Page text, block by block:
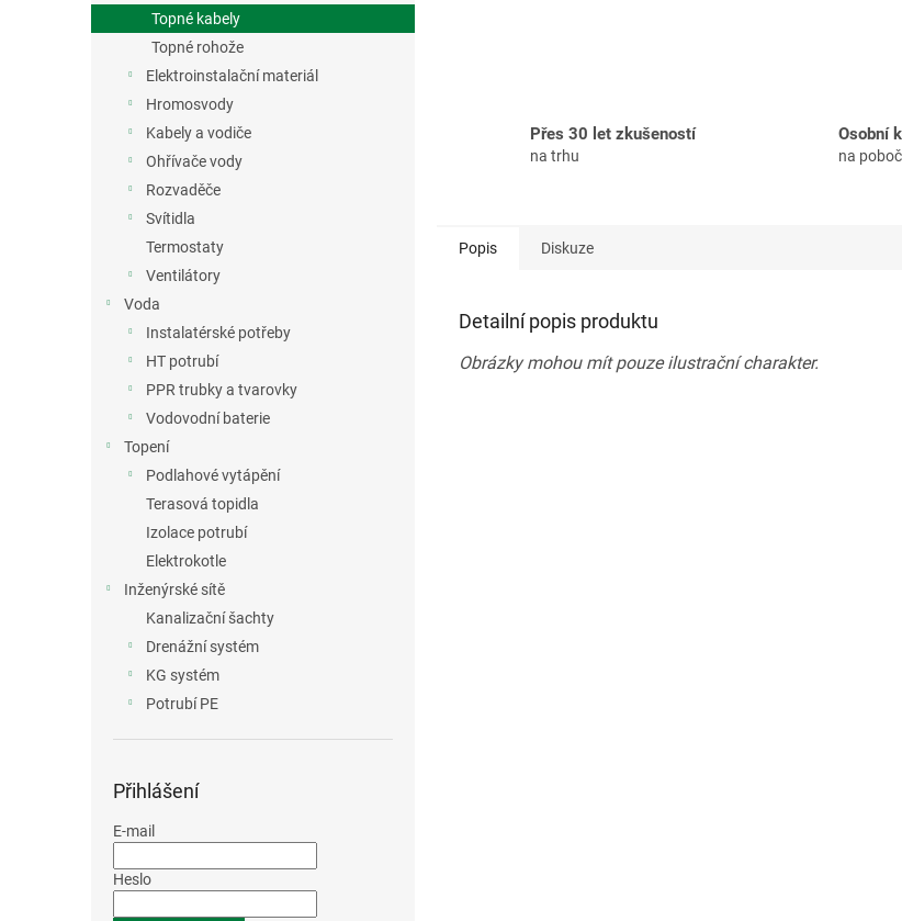
Topné kabely
Topné rohože
Elektroinstalační materiál
Hromosvody
Kabely a vodiče
Ohřívače vody
Rozvaděče
Svítidla
Termostaty
Ventilátory
Voda
Instalatérské potřeby
HT potrubí
PPR trubky a tvarovky
Vodovodní baterie
Topení
Podlahové vytápění
Terasová topidla
Izolace potrubí
Elektrokotle
Inženýrské sítě
Kanalizační šachty
Drenážní systém
KG systém
Potrubí PE
Přihlášení
E-mail
Heslo
Přes 30 let zkušeností
na trhu
Osobní
na
Popis Diskuze
Detailní popis produktu
Obrázky mohou mít pouze ilustrační charakter.